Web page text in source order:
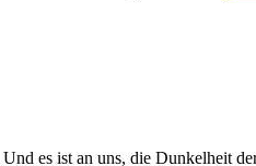
es ist an uns, die Dunkelheit